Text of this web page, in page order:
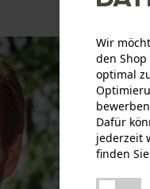
Wir
den
optimal
Dafür
jederzeit
finden
Es ist
teilen